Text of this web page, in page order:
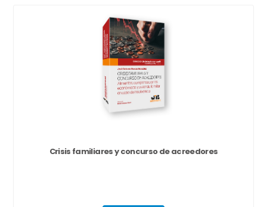
Crisis familiares y concurso de acreedores